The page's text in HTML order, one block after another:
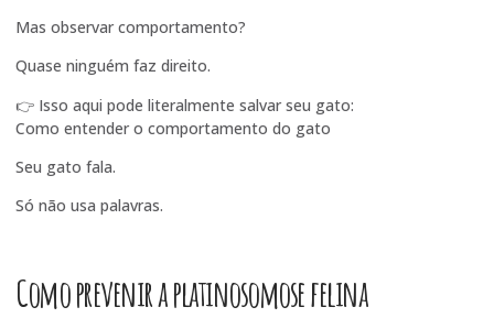
Mas observar comportamento?
Quase ninguém faz direito.
👉 Isso aqui pode literalmente salvar seu gato:
Como entender o comportamento do gato
Seu gato fala.
Só não usa palavras.
Como prevenir a platinosomose felina